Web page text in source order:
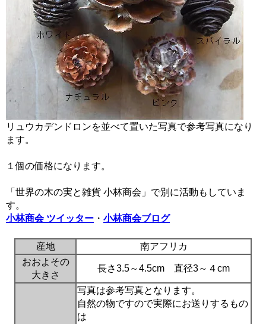
リュウカデンドロンを並べて置いた写真で参考写真になり
ます。
１個の価格になります。
「世界の木の実と雑貨 小林商会」で別に活動もしていま
す。
小林商会 ツイッター ・ 小林商会ブログ
産地
南アフリカ
おおよその
大きさ
長さ3.5～4.5cm 直径3～４cm
写真は参考写真となります。
自然の物ですので実際にお送りするもの
は